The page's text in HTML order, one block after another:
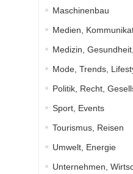
Maschinenbau
Medien,
Medizin,
Mode, Trends,
Politik, Recht,
Sport, Events
Tourismus, Reisen
Umwelt, Energie
Unternehmen,